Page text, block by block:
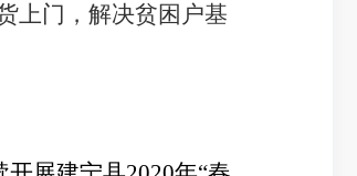
上门，解决贫困户基